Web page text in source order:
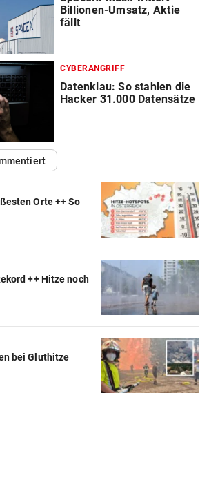
Billionen-Umsatz, Aktie
fällt
CYBERANGRIFF
Datenklau: So stahlen die
Hacker 31.000 Datensätze
Orte ++ So
++ Hitze noch
bei Gluthitze